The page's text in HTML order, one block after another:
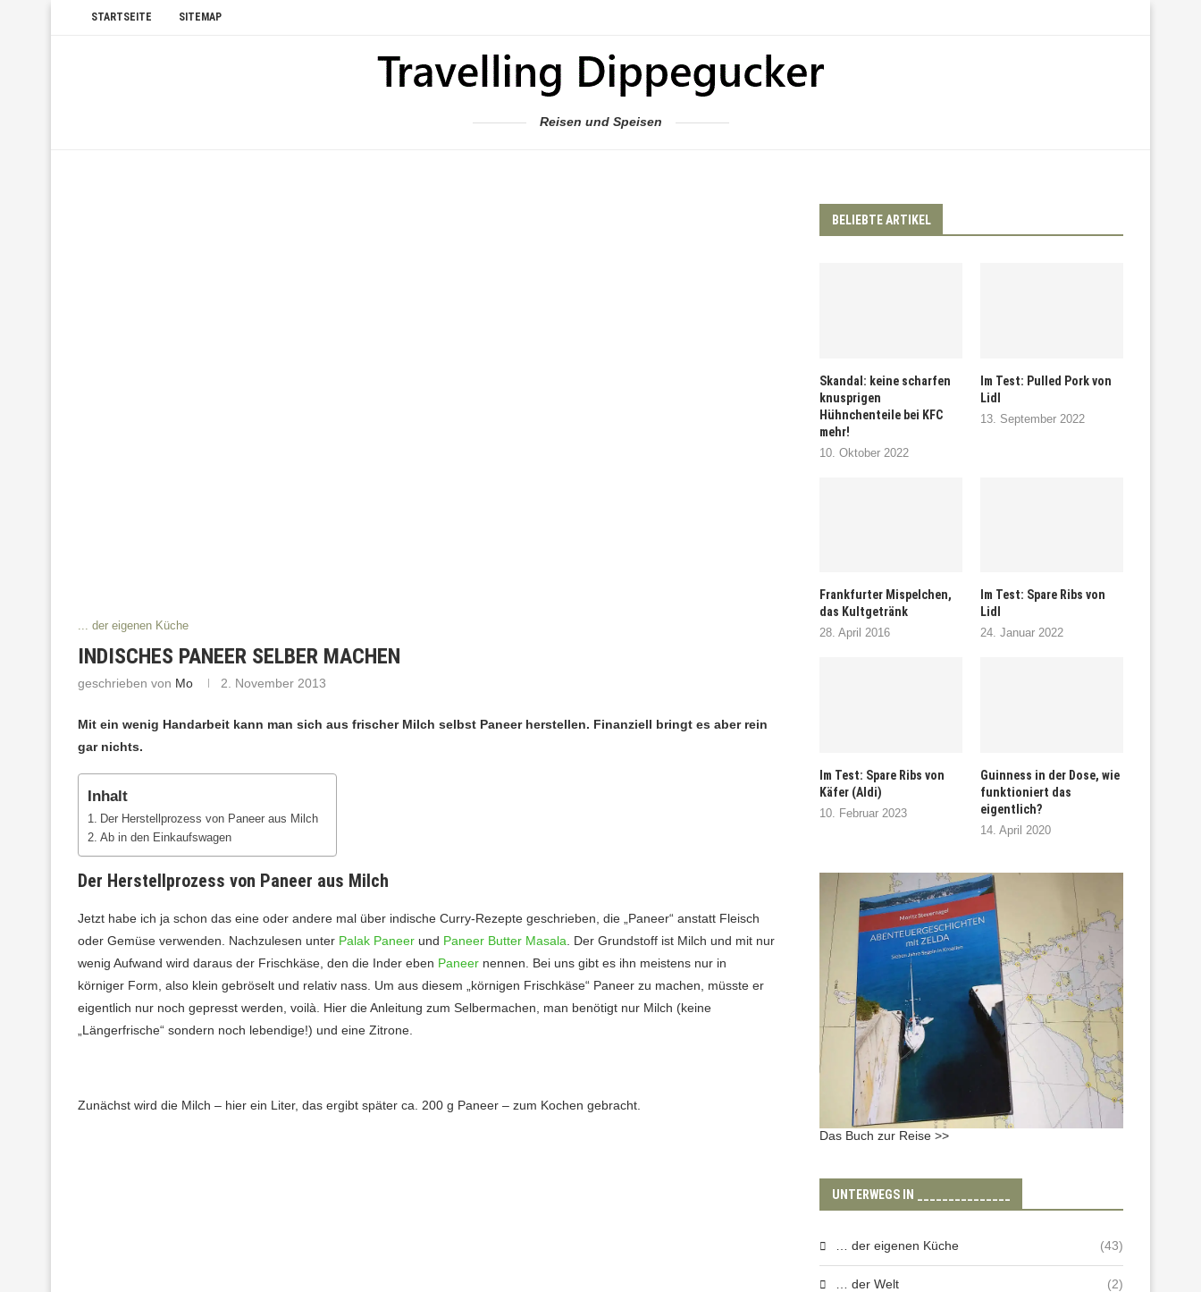
STARTSEITE SITEMAP
Reisen und Speisen
... der eigenen Küche
INDISCHES PANEER SELBER MACHEN
geschrieben von Mo 2. November 2013
Mit ein wenig Handarbeit kann man sich aus frischer Milch selbst Paneer herstellen. Finanziell bringt es aber rein
gar nichts.
Inhalt
Der Herstellprozess von Paneer aus Milch
Ab in den Einkaufswagen
Der Herstellprozess von Paneer aus Milch
Jetzt habe ich ja schon das eine oder andere mal über indische Curry-Rezepte geschrieben, die „Paneer“ anstatt Fleisch
oder Gemüse verwenden. Nachzulesen unter Palak Paneer und Paneer Butter Masala . Der Grundstoff ist Milch und mit nur
wenig Aufwand wird daraus der Frischkäse, den die Inder eben Paneer nennen. Bei uns gibt es ihn meistens nur in
körniger Form, also klein gebröselt und relativ nass. Um aus diesem „körnigen Frischkäse“ Paneer zu machen, müsste er
eigentlich nur noch gepresst werden, voilà. Hier die Anleitung zum Selbermachen, man benötigt nur Milch (keine
„Längerfrische“ sondern noch lebendige!) und eine Zitrone.
Zunächst wird die Milch – hier ein Liter, das ergibt später ca. 200 g Paneer – zum Kochen gebracht.
BELIEBTE ARTIKEL
Skandal: keine scharfen
knusprigen
Hühnchenteile bei KFC
mehr!
10. Oktober 2022
Im Test: Pulled Pork von
Lidl
13. September 2022
Frankfurter Mispelchen,
das Kultgetränk
28. April 2016
Im Test: Spare Ribs von
Lidl
24. Januar 2022
Im Test: Spare Ribs von
Käfer (Aldi)
10. Februar 2023
Guinness in der Dose, wie
funktioniert das
eigentlich?
14. April 2020
Das Buch zur Reise >>
UNTERWEGS IN _______________
… der eigenen Küche (43)
… der Welt (2)